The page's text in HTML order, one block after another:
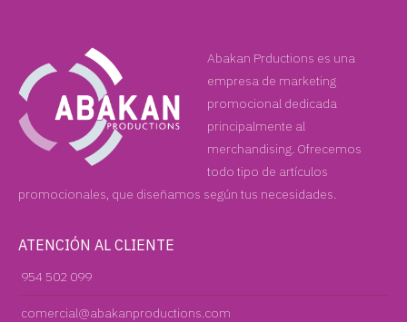
Abakan Prductions es una
empresa de marketing
promocional dedicada
principalmente al
merchandising. Ofrecemos
todo tipo de artículos
promocionales, que diseñamos según tus necesidades.
ATENCIÓN AL CLIENTE
954 502 099
comercial@abakanproductions.com